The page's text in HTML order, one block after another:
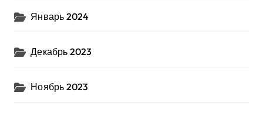
Январь 2024
Декабрь 2023
Ноябрь 2023